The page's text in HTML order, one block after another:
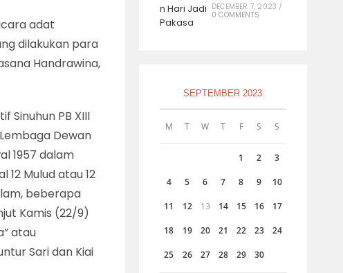
adat
dilakukan para
Handrawina,
Sinuhun PB XIII
Dewan
1957 dalam
Mulud atau 12
beberapa
Kamis (22/9)
atau
Sari dan Kiai
DECEMBER 7, 2023 /
0 COMMENTS
SEPTEMBER 2023
M T W T F S S
1 2 3
4 5 6 7 8 9 10
11 12 13 14 15 16 17
18 19 20 21 22 23 24
25 26 27 28 29 30